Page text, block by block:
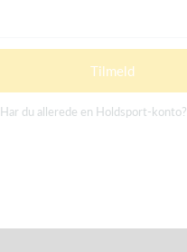
Tilmeld
Har du allerede en Holdsport-konto?